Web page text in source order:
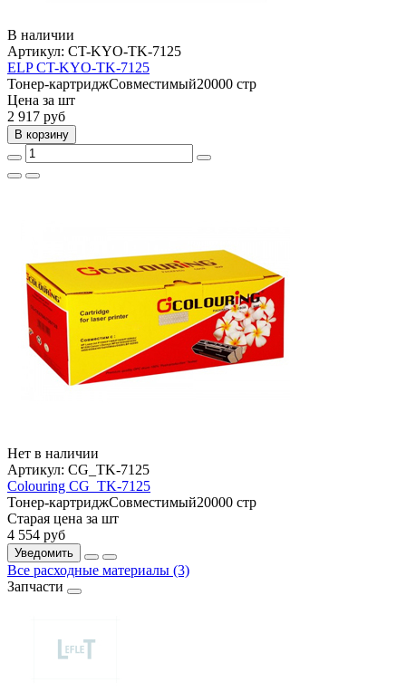
В наличии
Артикул: CT-KYO-TK-7125
ELP CT-KYO-TK-7125
Тонер-картриджСовместимый20000 стр
Цена за шт
2 917 руб
В корзину
Нет в наличии
Артикул: CG_TK-7125
Colouring CG_TK-7125
Тонер-картриджСовместимый20000 стр
Старая цена за шт
4 554 руб
Уведомить
Все расходные материалы (3)
Запчасти